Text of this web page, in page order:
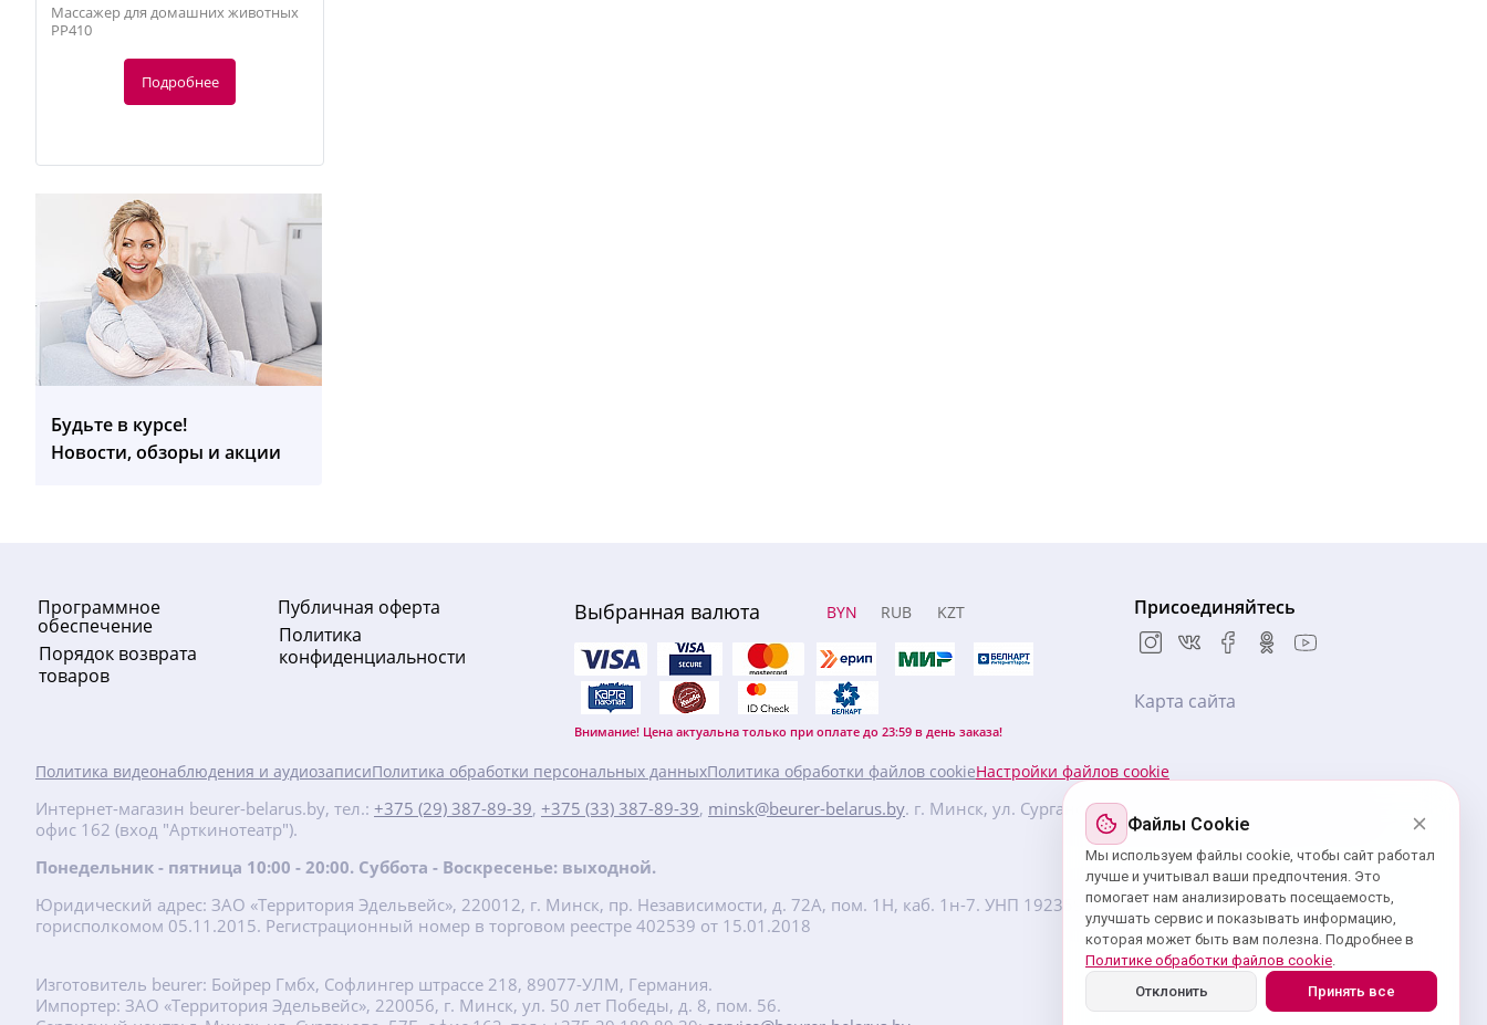
Массажер для домашних животных
PP410
Подробнее
-10%
134.76руб.
EM 28 Электростимулятор
135руб.
150 руб.
Ирригатор Bitvae C6 (белый)
Подробнее
new
Будьте в курсе!
Новости, обзоры и акции
Программное
обеспечение
Порядок возврата
товаров
Публичная оферта
Политика
конфиденциальности
Выбранная валюта BYN RUB KZT
Внимание! Цена актуальна только при оплате до 23:59 в день заказа!
Присоединяйтесь
Карта сайта
Политика видеонаблюдения и аудиозаписиПолитика обработки персональных данныхПолитика обработки файлов cookieНастройки файлов cookie
Интернет-магазин beurer-belarus.by, тел.: +375 (29) 387-89-39, +375 (33) 387-89-39, minsk@beurer-belarus.by. г. Минск, ул. Сурганова, 57Б, БЦ «Новая Европа», 5 этаж,
офис 162 (вход "Арткинотеатр").
Понедельник - пятница 10:00 - 20:00. Суббота - Воскресенье: выходной.
Юридический адрес: ЗАО «Территория Эдельвейс», 220012, г. Минск, пр. Независимости, д. 72А, пом. 1Н, каб. 1н-7. УНП ‎192359439 зарегистрировано Минским
горисполкомом 05.11.2015. Регистрационный номер в торговом реестре 402539 от 15.01.2018
Изготовитель beurer: Бойрер Гмбх, Софлингер штрассе 218, 89077-УЛМ, Германия.
Импортер: ЗАО «Территория Эдельвейс», 220056, г. Минск, ул. 50 лет Победы, д. 8, пом. 56.
Файлы Cookie
Мы используем файлы cookie, чтобы сайт работал
лучше и учитывал ваши предпочтения. Это
помогает нам анализировать посещаемость,
улучшать сервис и показывать информацию,
которая может быть вам полезна. Подробнее в
Политике обработки файлов cookie.
Отклонить
Принять все